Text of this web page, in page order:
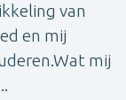
van
en mij
mij